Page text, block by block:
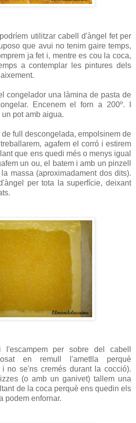
utilitzar cabell d'àngel fet per
que avui no tenim gaire temps,
ja fet i, mentre es cou la coca,
a contemplar les pintures dels
congelador una làmina de pasta de
Encenem el forn a 200º. I
pot amb aigua.
full descongelada, empolsinem de
agafem el corró i estirem
que ens quedi més o menys igual
un ou, el batem i amb un pinzell
massa (aproximadament dos dits).
per tota la superfície, deixant
per sobre del cabell
en remull l'ametlla perquè
i no se'ns cremés durant la cocció).
(o amb un ganivet) tallem una
de la coca perquè ens quedin els
podem enfornar.